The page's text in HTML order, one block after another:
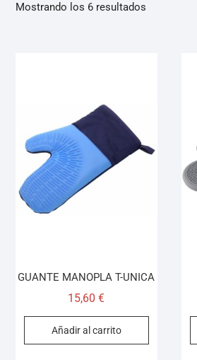
Mostrando los 6 resultados
GUANTE MANOPLA T-UNICA
15,60€
Añadir al carrito